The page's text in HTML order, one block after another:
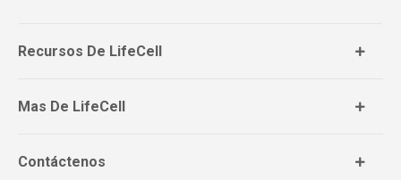
Recursos De LifeCell
Mas De LifeCell
Contáctenos